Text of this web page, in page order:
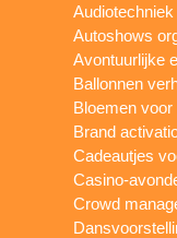
Autoshows
Avontuurlijke
Ballonnen
Bloemen voor
Brand
Cadeautjes
Casino-
Crowd